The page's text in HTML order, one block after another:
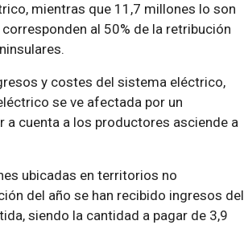
mientras que 11,7 millones lo son
al 50% de la retribución
y costes del sistema eléctrico,
se ve afectada por un
a cuenta a los productores asciende a
ubicadas en territorios no
del año se han recibido ingresos del
siendo la cantidad a pagar de 3,9